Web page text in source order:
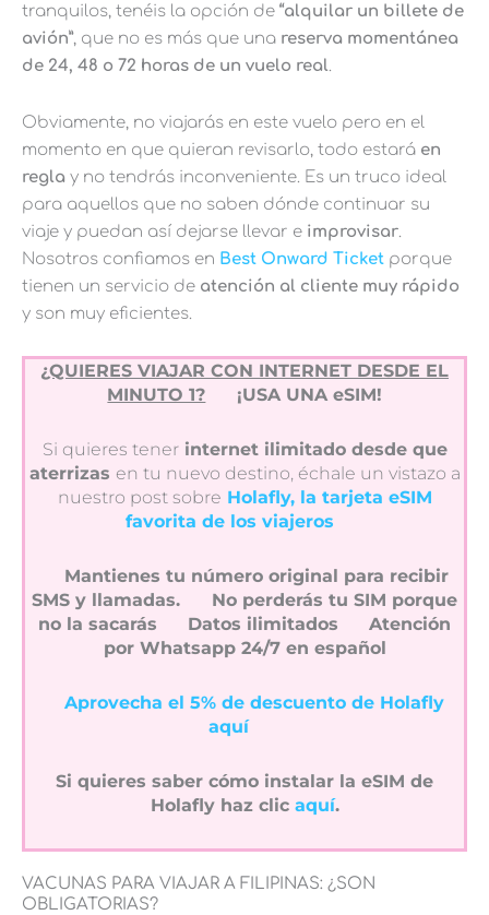
tranquilos, tenéis la opción de “alquilar un billete de
avión”, que no es más que una reserva momentánea
de 24, 48 o 72 horas de un vuelo real.
Obviamente, no viajarás en este vuelo pero en el
momento en que quieran revisarlo, todo estará en
regla y no tendrás inconveniente. Es un truco ideal
para aquellos que no saben dónde continuar su
viaje y puedan así dejarse llevar e improvisar.
Nosotros confiamos en Best Onward Ticket porque
tienen un servicio de atención al cliente muy rápido
y son muy eficientes.
¿QUIERES VIAJAR CON INTERNET DESDE EL
MINUTO 1?
¡USA UNA eSIM!
Si quieres tenerinternet ilimitado desde que
aterrizas en tu nuevo destino, échale un vistazo a
nuestro post sobre Holafly, la tarjeta eSIM
favorita de los viajeros
Mantienes tu número original para recibir
SMS y llamadas.
No perderás tu SIM porque
no la sacarás
Datos ilimitados
Atención
por Whatsapp 24/7 en español
Aprovecha el 5% de descuento de Holafly
aquí
Si quieres saber cómo instalar la eSIM de
Holafly haz clic aquí.
VACUNAS PARA VIAJAR A FILIPINAS: ¿SON
OBLIGATORIAS?